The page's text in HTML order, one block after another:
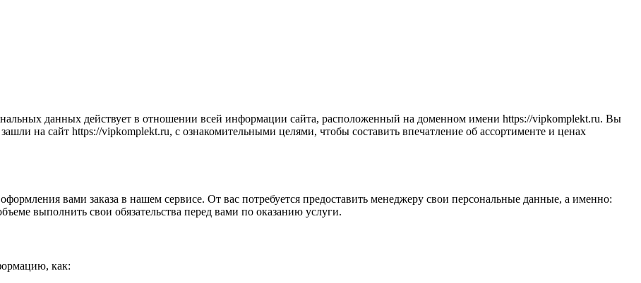
данных действует в отношении всей информации сайта, расположенный на доменном имени https://vipkomplekt.ru. Вы
на сайт https://vipkomplekt.ru, с ознакомительными целями, чтобы составить впечатление об ассортименте и ценах
вами заказа в нашем сервисе. От вас потребуется предоставить менеджеру свои персональные данные, а именно:
выполнить свои обязательства перед вами по оказанию услуги.
как: